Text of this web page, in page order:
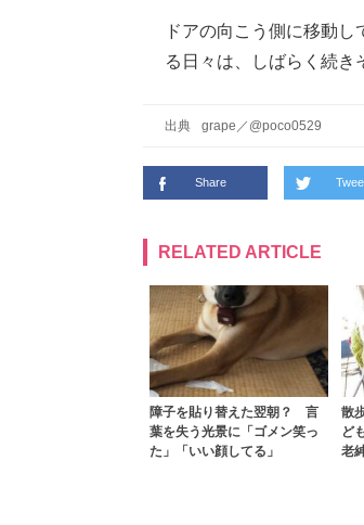
ドアの向こう側に移動
る日々は、しばらく続き
出典 grape ／ @poco0529
Share
RELATED ARTICLE
障子を貼り替えた翌朝？ 言
葉を失う光景に「ゴメン笑っ
た」「いい顔してる」
散
ど
老